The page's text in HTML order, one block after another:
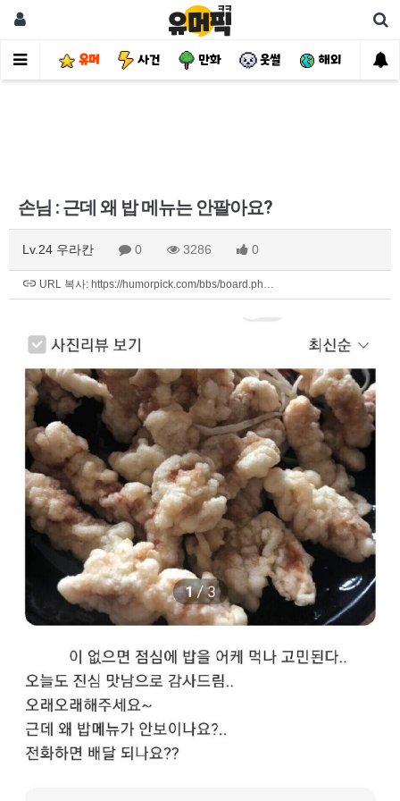
유머 사건 만화 웃썰 해외 핫
손님 : 근데 왜 밥 메뉴는 안팔아요?
Lv.24 우라칸 0 3286 0
URL 복사: https://humorpick.com/bbs/board.ph…